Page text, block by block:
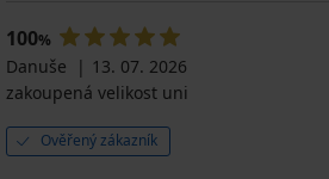
100%
Danuše
13. 07. 2026
zakoupená velikost uni
Ověřený zákazník